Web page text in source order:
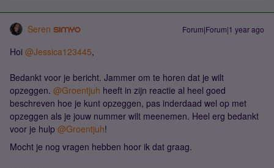
Seren Forum|Forum|1 year ago
Hoi ​ @Jessica123445,
Bedankt voor je bericht. Jammer om te horen dat je wilt
opzeggen. ​ @Groentjuh heeft in zijn reactie al heel goed
beschreven hoe je kunt opzeggen, pas inderdaad wel op met
opzeggen als je jouw nummer wilt meenemen. Heel erg bedankt
voor je hulp ​ @Groentjuh!
Mocht je nog vragen hebben hoor ik dat graag.